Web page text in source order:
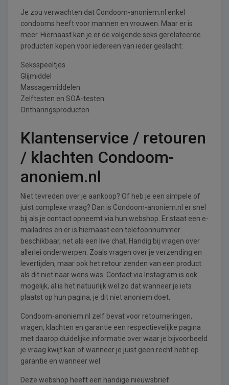
Je zou verwachten dat Condoom-anoniem.nl enkel
condooms heeft voor mannen en vrouwen. Maar er is
meer. Hiernaast kan je er de volgende seks gerelateerde
producten kopen voor iedereen van ieder geslacht:
Seksspeeltjes
Glijmiddel
Massagemiddelen
Zelftesten en SOA-testen
Ontharingsproducten
Klantenservice / retouren
/ klachten Condoom-
anoniem.nl
Niet tevreden over je aankoop? Of heb je een simpele of
juist complexe vraag? Dan is Condoom-anoniem.nl er snel
bij als je contact opneemt via hun webshop. Er staat een e-
mailadres en er is hiernaast een telefoonnummer
beschikbaar, net als een live chat. Handig bij vragen over
allerlei onderwerpen. Zoals vragen over je verzending en
levertijden, maar ook het retour zenden van een product
als dit niet naar wens was. Contact via Instagram is ook
mogelijk, al is het natuurlijk wel zo dat wanneer je iets
plaatst op hun pagina, je dit niet anoniem doet.
Condoom-anoniem.nl zelf bevat voor retourneringen,
vragen, klachten en garantie een respectievelijke pagina
met daarop duidelijke informatie over waar je bijvoorbeeld
je vraag kwijt kan of wanneer je juist geen recht hebt op
garantie en wanneer wel.
Deze webshop heeft een handige nieuwsbrief